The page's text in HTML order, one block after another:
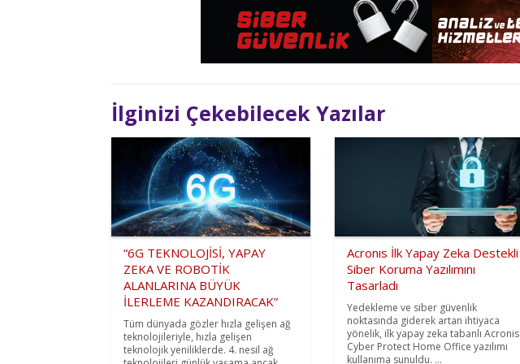
İlginizi Çekebilecek Yazılar
“6G TEKNOLOJİSİ, YAPAY
ZEKA VE ROBOTİK
ALANLARINA BÜYÜK
İLERLEME KAZANDIRACAK”
Tüm dünyada gözler hızla gelişen ağ
teknolojileriyle, hızla gelişen
teknolojik yeniliklerde. 4. nesil ağ
Acronıs İlk Yapay Zeka Destekli
Siber Koruma Yazılımını
Tasarladı
Yedekleme ve siber güvenlik
noktasında giderek artan ihtiyaca
yönelik, ilk yapay zeka tabanlı Acronis
Cyber Protect Home Office yazılımı
kullanıma sunuldu. ...